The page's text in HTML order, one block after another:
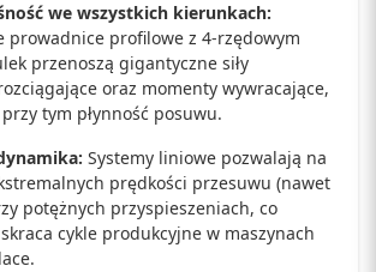
we wszystkich kierunkach:
prowadnice profilowe z 4-rzędowym
przenoszą gigantyczne siły
oraz momenty wywracające,
tym płynność posuwu.
Systemy liniowe pozwalają na
prędkości przesuwu (nawet
potężnych przyspieszeniach, co
cykle produkcyjne w maszynach